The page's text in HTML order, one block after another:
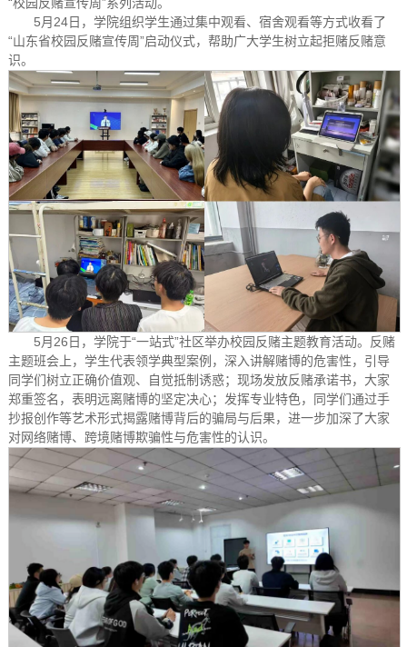
5月24日，学院组织学生通过集中观看、宿舍观看等方式收看了
“山东省校园反赌宣传周”启动仪式，帮助广大学生树立起拒赌反赌意
识。
5月26日，学院于“一站式”社区举办校园反赌主题教育活动。反赌
主题班会上，学生代表领学典型案例，深入讲解赌博的危害性，引导
同学们树立正确价值观、自觉抵制诱惑；现场发放反赌承诺书，大家
郑重签名，表明远离赌博的坚定决心；发挥专业特色，同学们通过手
抄报创作等艺术形式揭露赌博背后的骗局与后果，进一步加深了大家
对网络赌博、跨境赌博欺骗性与危害性的认识。